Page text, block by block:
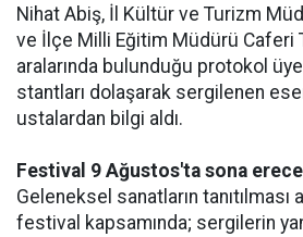
Nihat Abiş, İl Kültür ve Turizm
ve İlçe Milli Eğitim Müdürü Caferi
aralarında bulunduğu protokol
stantları dolaşarak sergilenen
ustalardan bilgi aldı.
Festival 9 Ağustos'ta sona
Geleneksel sanatların tanıtılması
festival kapsamında; sergilerin